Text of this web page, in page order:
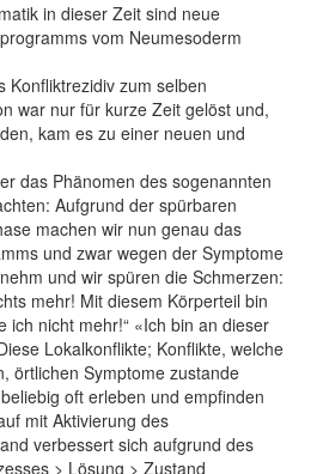
in dieser Zeit sind neue
vom Neumesoderm
Konfliktrezidiv zum selben
war nur für kurze Zeit gelöst und,
kam es zu einer neuen und
das Phänomen des sogenannten
Aufgrund der spürbaren
machen wir nun genau das
und zwar wegen der Symptome
und wir spüren die Schmerzen:
mehr! Mit diesem Körperteil bin
ich nicht mehr!“ «Ich bin an dieser
Lokalkonflikte; Konflikte, welche
örtlichen Symptome zustande
oft erleben und empfinden
mit Aktivierung des
verbessert sich aufgrund des
> Lösung > Zustand